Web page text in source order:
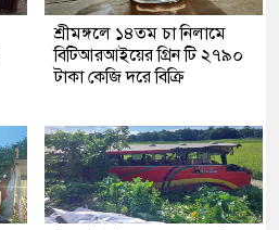
শ্রীমঙ্গলে ১৪তম চা নিলামে
বিটিআরআইয়ের গ্রিন টি ২৭৯০
টাকা কেজি দরে বিক্রি